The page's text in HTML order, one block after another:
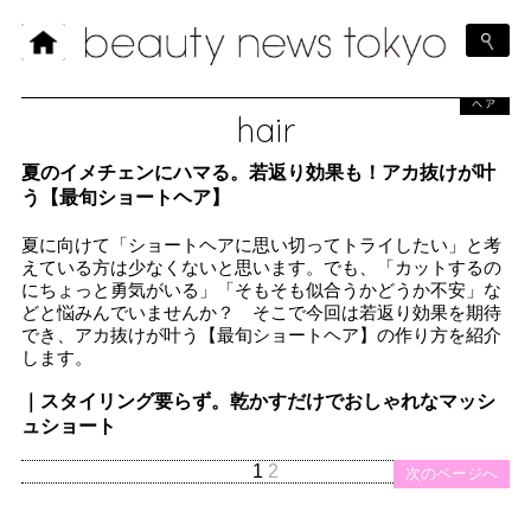
hair
ヘア
夏のイメチェンにハマる。若返り効果も！アカ抜けが叶
う【最旬ショートヘア】
夏に向けて「ショートヘアに思い切ってトライしたい」と考
えている方は少なくないと思います。でも、「カットするの
にちょっと勇気がいる」「そもそも似合うかどうか不安」な
どと悩みんでいませんか？ そこで今回は若返り効果を期待
でき、アカ抜けが叶う【最旬ショートヘア】の作り方を紹介
します。
｜スタイリング要らず。乾かすだけでおしゃれなマッシ
ュショート
次のページへ
1 2